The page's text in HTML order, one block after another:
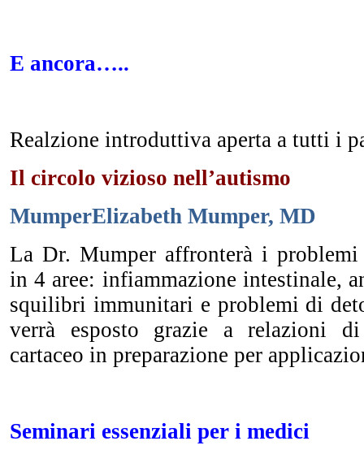
E ancora…..
Realzione introduttiva aperta a tutti i
Il circolo vizioso nell’autismo
MumperElizabeth Mumper, MD
La Dr. Mumper affronterà i problemi
in 4 aree: infiammazione intestinale,
squilibri immunitari e problemi di
verrà esposto grazie a relazioni
cartaceo in preparazione per
Seminari essenziali per i medici